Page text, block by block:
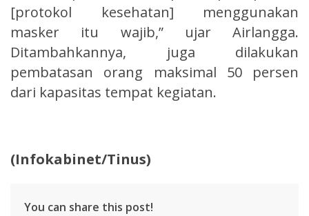
[protokol kesehatan] menggunakan
masker itu wajib,” ujar Airlangga.
Ditambahkannya, juga dilakukan
pembatasan orang maksimal 50 persen
dari kapasitas tempat kegiatan.
(Infokabinet/Tinus)
You can share this post!